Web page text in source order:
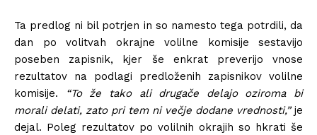
Ta predlog ni bil potrjen in so namesto tega potrdili, da
dan po volitvah okrajne volilne komisije sestavijo
poseben zapisnik, kjer še enkrat preverijo vnose
rezultatov na podlagi predloženih zapisnikov volilne
komisije.
“To že tako ali drugače delajo oziroma bi
morali delati, zato pri tem ni večje dodane vrednosti,”je
dejal. Poleg rezultatov po volilnih okrajih so hkrati še